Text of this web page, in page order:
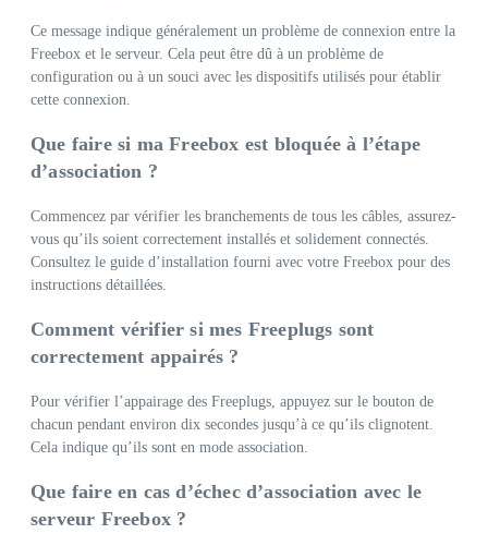
Ce message indique généralement un problème de connexion entre la
Freebox et le serveur. Cela peut être dû à un problème de
configuration ou à un souci avec les dispositifs utilisés pour établir
cette connexion.
Que faire si ma Freebox est bloquée à l’étape
d’association ?
Commencez par vérifier les branchements de tous les câbles, assurez-
vous qu’ils soient correctement installés et solidement connectés.
Consultez le guide d’installation fourni avec votre Freebox pour des
instructions détaillées.
Comment vérifier si mes Freeplugs sont
correctement appairés ?
Pour vérifier l’appairage des Freeplugs, appuyez sur le bouton de
chacun pendant environ dix secondes jusqu’à ce qu’ils clignotent.
Cela indique qu’ils sont en mode association.
Que faire en cas d’échec d’association avec le
serveur Freebox ?